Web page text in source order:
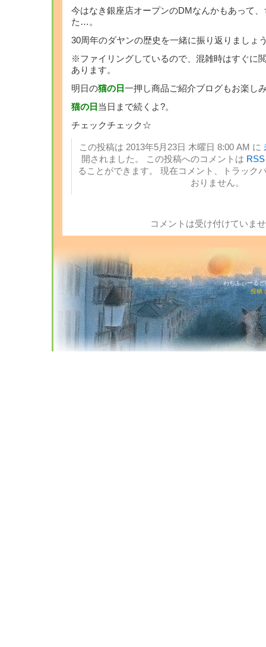
今はなき銀座店オープンのDMなんかもあって
た…。
30周年のダヤンの歴史を一緒に振り返りましょ
※ファイリングしているので、混雑時はすぐに
あります。
明日の猫の日一押し商品ご紹介ブログもお楽し
猫の日 当日まで続くよ?。
チェックチェック☆
この投稿は 2013年5月23日 木曜日 8:00 AM に
開されました。 この投稿へのコメントは
ることができます。 現在コメント、トラック
おりません。
コメントは受け付けていま
わちふぃーる
投稿